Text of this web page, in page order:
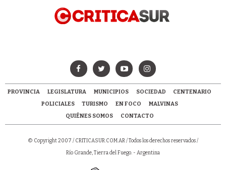
PROVINCIA LEGISLATURA MUNICIPIOS SOCIEDAD
CENTENARIO
POLICIALES
TURISMO EN FOCO
MALVINAS
QUIÉNES SOMOS
CONTACTO
© Copyright 2007 / CRITICASUR.COM.AR/ Todos los derechos reservados /
Río Grande, Tierra del Fuego. - Argentina